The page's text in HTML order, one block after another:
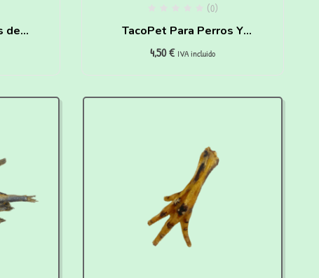
de
de
(0)
TacoPet Para Perros Y
Gatos (120 gr)
4,50€ IVA incluido